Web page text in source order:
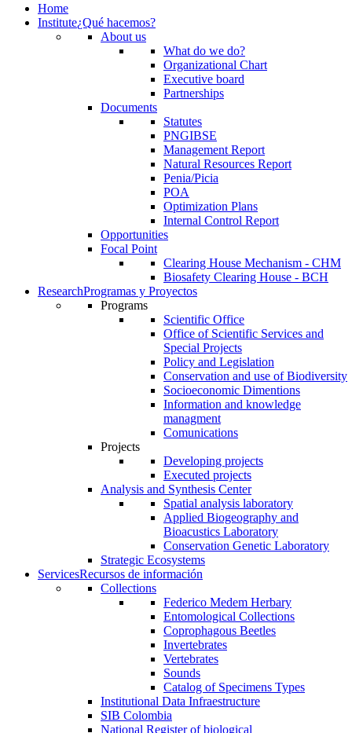
Home
Institute¿Qué hacemos?
About us
What do we do?
Organizational Chart
Executive board
Partnerships
Documents
Statutes
PNGIBSE
Management Report
Natural Resources Report
Penia/Picia
POA
Optimization Plans
Internal Control Report
Opportunities
Focal Point
Clearing House Mechanism - CHM
Biosafety Clearing House - BCH
ResearchProgramas y Proyectos
Programs
Scientific Office
Office of Scientific Services and
Special Projects
Policy and Legislation
Conservation and use of Biodiversity
Socioeconomic Dimentions
Information and knowledge
managment
Comunications
Projects
Developing projects
Executed projects
Analysis and Synthesis Center
Spatial analysis laboratory
Applied Biogeography and
Bioacustics Laboratory
Conservation Genetic Laboratory
Strategic Ecosystems
ServicesRecursos de información
Collections
Federico Medem Herbary
Entomological Collections
Coprophagous Beetles
Invertebrates
Vertebrates
Sounds
Catalog of Specimens Types
Institutional Data Infraestructure
SIB Colombia
National Register of biological